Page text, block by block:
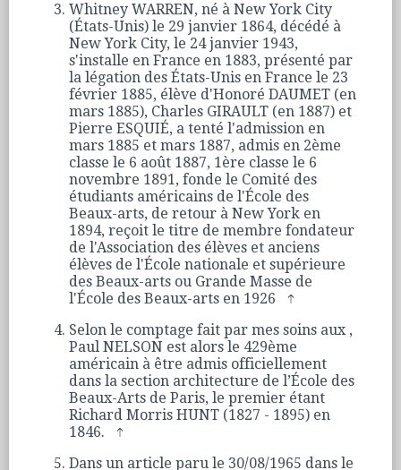
Whitney WARREN, né à New York City
(États-Unis) le 29 janvier 1864, décédé à
New York City, le 24 janvier 1943,
s'installe en France en 1883, présenté par
la légation des États-Unis en France le 23
février 1885, élève d'Honoré DAUMET (en
mars 1885), Charles GIRAULT (en 1887) et
Pierre ESQUIÉ, a tenté l'admission en
mars 1885 et mars 1887, admis en 2ème
classe le 6 août 1887, 1ère classe le 6
novembre 1891, fonde le Comité des
étudiants américains de l'École des
Beaux-arts, de retour à New York en
1894, reçoit le titre de membre fondateur
de l'Association des élèves et anciens
élèves de l'École nationale et supérieure
des Beaux-arts ou Grande Masse de
l'École des Beaux-arts en 1926
Selon le comptage fait par mes soins aux ,
Paul NELSON est alors le 429ème
américain à être admis officiellement
dans la section architecture de l’École des
Beaux-Arts de Paris, le premier étant
Richard Morris HUNT (1827 - 1895) en
1846.
Dans un article paru le 30/08/1965 dans le